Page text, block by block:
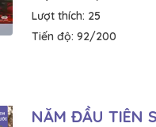
Lượt thích: 25
Tiến độ: 92/200
NĂM ĐẦU TIÊN